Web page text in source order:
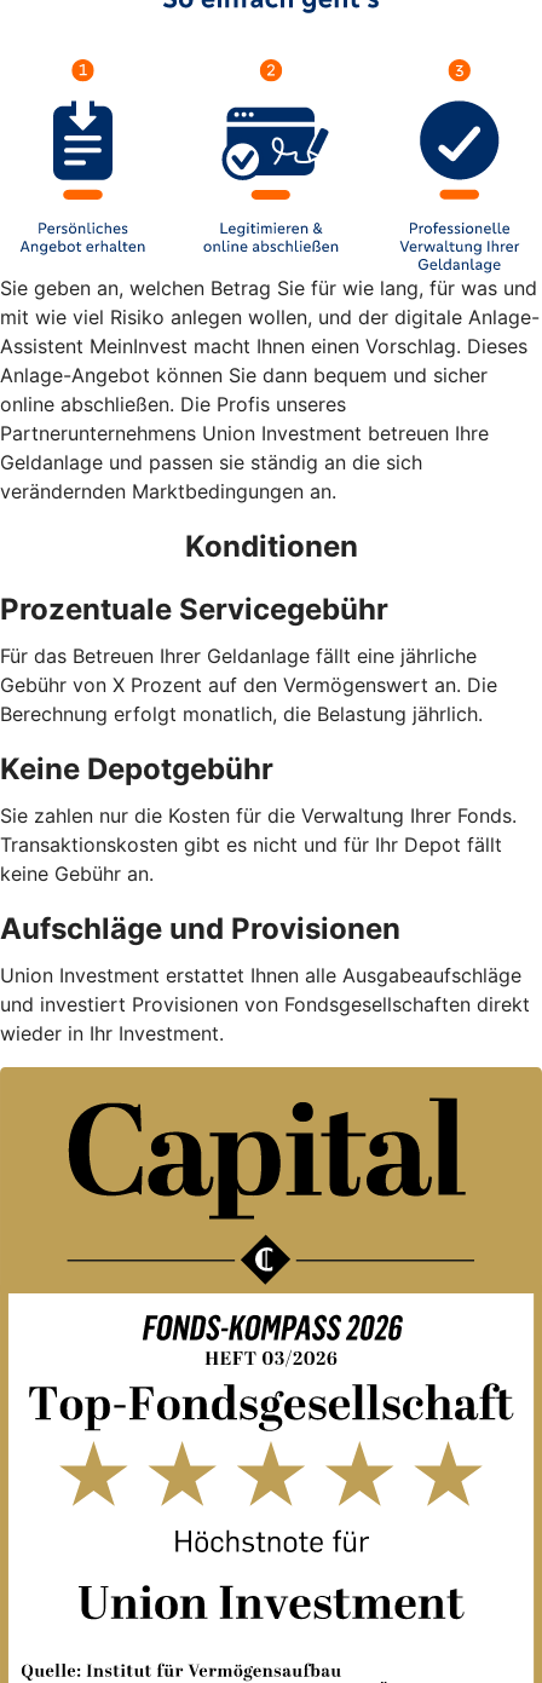
Sie geben an, welchen Betrag Sie für wie lang, für was und
mit wie viel Risiko anlegen wollen, und der digitale Anlage-
Assistent MeinInvest macht Ihnen einen Vorschlag. Dieses
Anlage-Angebot können Sie dann bequem und sicher
online abschließen. Die Profis unseres
Partnerunternehmens Union Investment betreuen Ihre
Geldanlage und passen sie ständig an die sich
verändernden Marktbedingungen an.
Konditionen
Prozentuale Servicegebühr
Für das Betreuen Ihrer Geldanlage fällt eine jährliche
Gebühr von X Prozent auf den Vermögenswert an. Die
Berechnung erfolgt monatlich, die Belastung jährlich.
Keine Depotgebühr
Sie zahlen nur die Kosten für die Verwaltung Ihrer Fonds.
Trans­aktions­kosten gibt es nicht und für Ihr Depot fällt
keine Gebühr an.
Aufschläge und Provisionen
Union Investment erstattet Ihnen alle Ausgabe­auf­schläge
und investiert Provisionen von Fondsgesellschaften direkt
wieder in Ihr Investment.